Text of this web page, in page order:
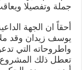
جملة وتفصيلا
أحقاً ان الجهة
يوسف زيدان وقد
واطروحاته التي
تعطل ذلك